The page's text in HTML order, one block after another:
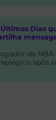
Dias
da NBA
após